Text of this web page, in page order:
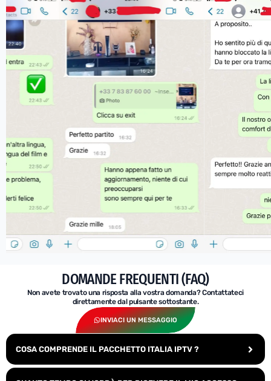
DOMANDE FREQUENTI (FAQ)
Non avete trovato una risposta alla vostra domanda? Contattateci
direttamente dal pulsante sottostante.
INVIACI UN MESSAGGIO
COSA COMPRENDE IL PACCHETTO ITALIA IPTV ?